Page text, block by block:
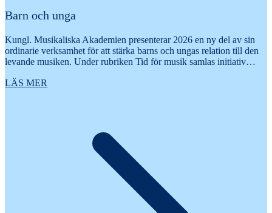
Barn och unga
Kungl. Musikaliska Akademien presenterar 2026 en ny del av sin
ordinarie verksamhet för att stärka barns och ungas relation till den
levande musiken. Under rubriken Tid för musik samlas initiativ…
LÄS MER